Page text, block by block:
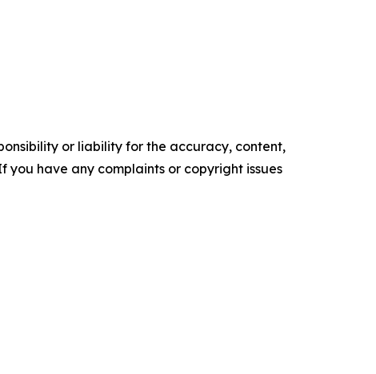
or liability for the accuracy, content,
you have any complaints or copyright issues